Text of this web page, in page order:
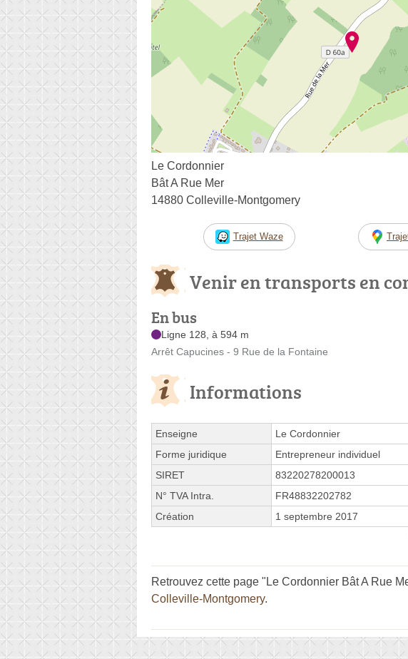
Le Cordonnier
Bât A Rue Mer
14880 Colleville-Montgomery
Trajet Waze
Venir en transports en
En bus
Ligne 128, à 594 m
Arrêt Capucines - 9 Rue de la Fontaine
Informations
Enseigne
Le Cordonnier
Forme juridique
Entrepreneur individuel
SIRET
83220278200013
N° TVA Intra.
FR48832202782
Création
1 septembre 2017
Retrouvez cette page "Le Cordonnier Bât A Rue
Colleville-Montgomery.